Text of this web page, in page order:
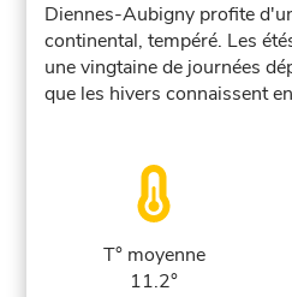
Diennes-Aubigny profite
continental, tempéré. Les
une vingtaine de journées
que les hivers connaissent
T° moyenne
11.2°